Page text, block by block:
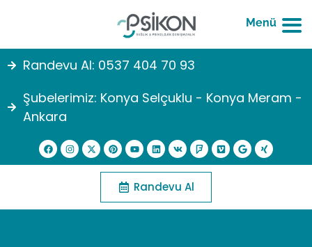
Randevu Al: 0537 404 70 93
Şubelerimiz: Konya Selçuklu - Konya Meram -
Ankara
Randevu Al
Menü